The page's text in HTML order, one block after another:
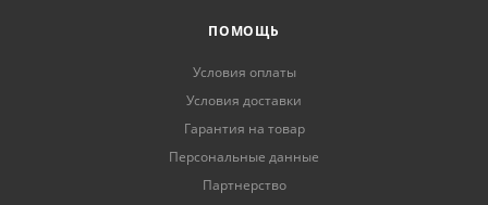
ПОМОЩЬ
Условия оплаты
Условия доставки
Гарантия на товар
Персональные данные
Партнерство